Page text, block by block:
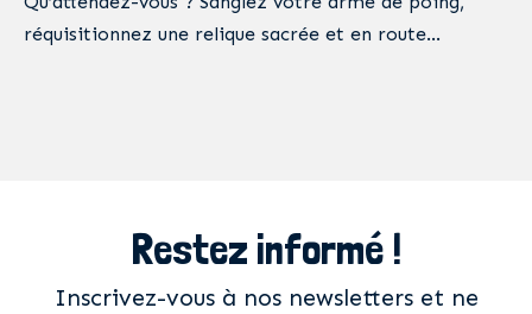
réquisitionnez une relique sacrée et en route…
Restez informé !
Inscrivez-vous à nos newsletters et ne